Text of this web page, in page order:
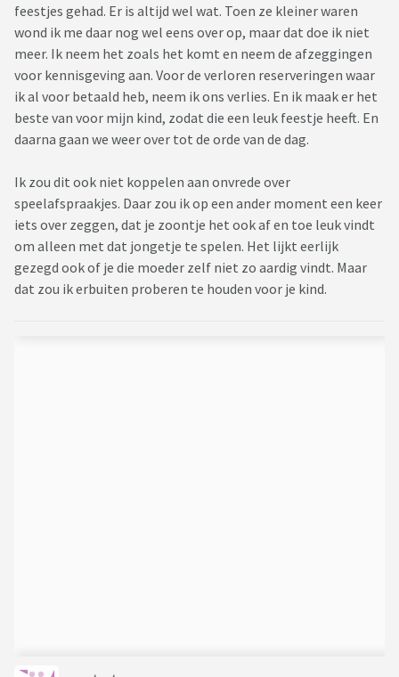
feestjes gehad. Er is altijd wel wat. Toen ze kleiner waren
wond ik me daar nog wel eens over op, maar dat doe ik niet
meer. Ik neem het zoals het komt en neem de afzeggingen
voor kennisgeving aan. Voor de verloren reserveringen waar
ik al voor betaald heb, neem ik ons verlies. En ik maak er het
beste van voor mijn kind, zodat die een leuk feestje heeft. En
daarna gaan we weer over tot de orde van de dag.
Ik zou dit ook niet koppelen aan onvrede over
speelafspraakjes. Daar zou ik op een ander moment een keer
iets over zeggen, dat je zoontje het ook af en toe leuk vindt
om alleen met dat jongetje te spelen. Het lijkt eerlijk
gezegd ook of je die moeder zelf niet zo aardig vindt. Maar
dat zou ik erbuiten proberen te houden voor je kind.